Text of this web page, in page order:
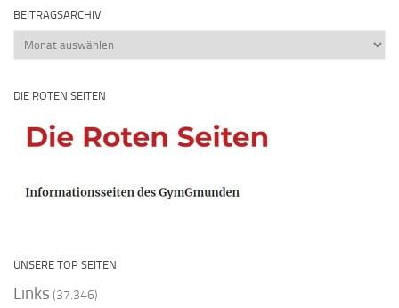
BEITRAGSARCHIV
Beitragsarchiv
DIE ROTEN SEITEN
UNSERE TOP SEITEN
Links (37.346)